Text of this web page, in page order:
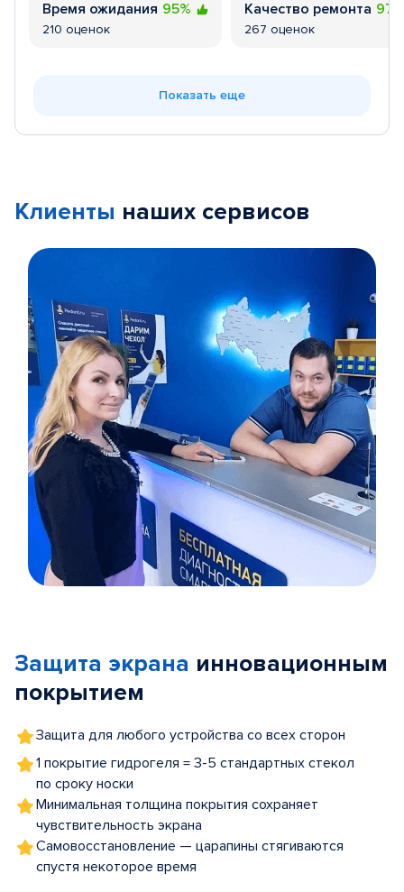
Время ожидания 95%
210 оценок
Качество ремонта
267 оценок
Показать еще
Клиенты наших сервисов
5
Защита экрана инновационным
покрытием
Защита для любого устройства со всех сторон
1 покрытие гидрогеля = 3-5 стандартных стекол
по сроку носки
Минимальная толщина покрытия сохраняет
чувствительность экрана
Самовосстановление — царапины стягиваются
спустя некоторое время